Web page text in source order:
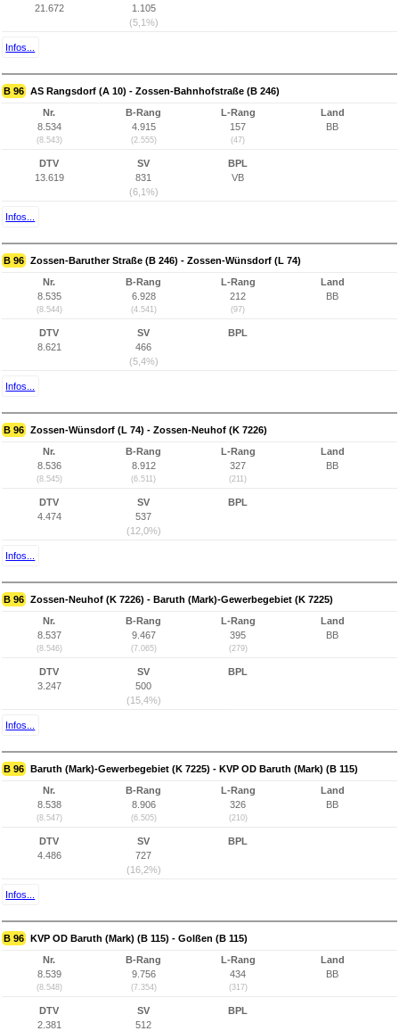
21.672
1.105
(5,1%)
Infos...
B 96 AS Rangsdorf (A 10) - Zossen-Bahnhofstraße (B 246)
Nr.
8.534
(8.543)
B-Rang
4.915
(2.555)
L-Rang
157
(47)
Land
BB
DTV
13.619
SV
831
(6,1%)
BPL
VB
Infos...
B 96 Zossen-Baruther Straße (B 246) - Zossen-Wünsdorf (L 74)
Nr.
8.535
(8.544)
B-Rang
6.928
(4.541)
L-Rang
212
(97)
Land
BB
DTV
8.621
SV
466
(5,4%)
BPL
Infos...
B 96 Zossen-Wünsdorf (L 74) - Zossen-Neuhof (K 7226)
Nr.
8.536
(8.545)
B-Rang
8.912
(6.511)
L-Rang
327
(211)
Land
BB
DTV
4.474
SV
537
(12,0%)
BPL
Infos...
B 96 Zossen-Neuhof (K 7226) - Baruth (Mark)-Gewerbegebiet (K 7225)
Nr.
8.537
(8.546)
B-Rang
9.467
(7.065)
L-Rang
395
(279)
Land
BB
DTV
3.247
SV
500
(15,4%)
BPL
Infos...
B 96 Baruth (Mark)-Gewerbegebiet (K 7225) - KVP OD Baruth (Mark) (B 115)
Nr.
8.538
(8.547)
B-Rang
8.906
(6.505)
L-Rang
326
(210)
Land
BB
DTV
4.486
SV
727
(16,2%)
BPL
Infos...
B 96 KVP OD Baruth (Mark) (B 115) - Golßen (B 115)
Nr.
8.539
(8.548)
B-Rang
9.756
(7.354)
L-Rang
434
(317)
Land
BB
DTV
2.381
SV
512
BPL